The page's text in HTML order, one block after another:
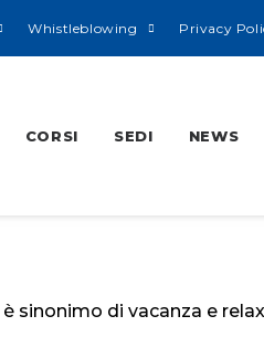
Whistleblowing Privacy
CORSI SEDI NEWS
sinonimo di vacanza e